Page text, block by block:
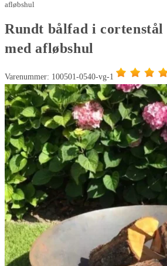
afløbshul
Rundt bålfad i cortenstål
med afløbshul
Varenummer: 100501-0540-vg-1